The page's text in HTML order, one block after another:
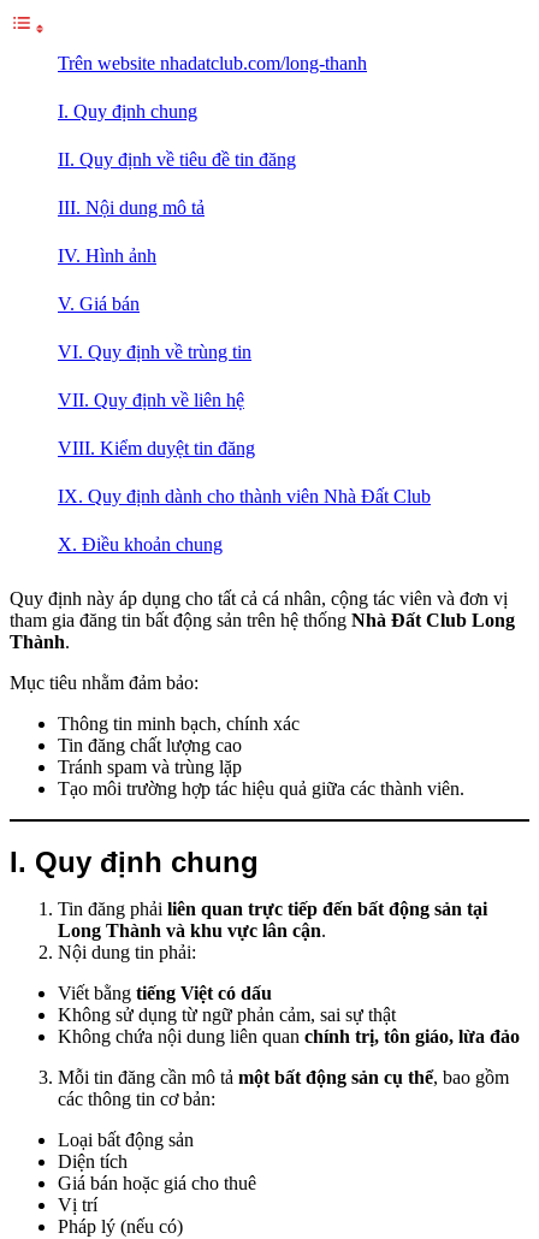
Trên website nhadatclub.com/long-thanh
I. Quy định chung
II. Quy định về tiêu đề tin đăng
III. Nội dung mô tả
IV. Hình ảnh
V. Giá bán
VI. Quy định về trùng tin
VII. Quy định về liên hệ
VIII. Kiểm duyệt tin đăng
IX. Quy định dành cho thành viên Nhà Đất Club
X. Điều khoản chung
Quy định này áp dụng cho tất cả cá nhân, cộng tác viên và đơn vị
tham gia đăng tin bất động sản trên hệ thống Nhà Đất Club Long
Thành.
Mục tiêu nhằm đảm bảo:
Thông tin minh bạch, chính xác
Tin đăng chất lượng cao
Tránh spam và trùng lặp
Tạo môi trường hợp tác hiệu quả giữa các thành viên.
I. Quy định chung
Tin đăng phải liên quan trực tiếp đến bất động sản tại
Long Thành và khu vực lân cận.
Nội dung tin phải:
Viết bằng tiếng Việt có dấu
Không sử dụng từ ngữ phản cảm, sai sự thật
Không chứa nội dung liên quan chính trị, tôn giáo, lừa đảo
Mỗi tin đăng cần mô tả một bất động sản cụ thể, bao gồm
các thông tin cơ bản:
Loại bất động sản
Diện tích
Giá bán hoặc giá cho thuê
Vị trí
Pháp lý (nếu có)